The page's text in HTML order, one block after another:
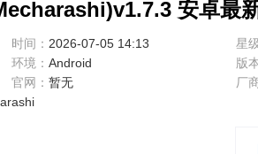
安卓最
时间： 2026-07-05 14:13
星
环境： Android 版
官网： 暂无 厂